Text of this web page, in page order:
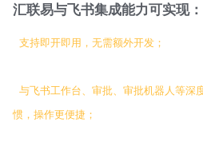
汇联易与飞书集成能力可实现：
支持即开即用，无需额外开发；
与飞书工作台、审批、审批机器人等深
惯，操作更便捷；